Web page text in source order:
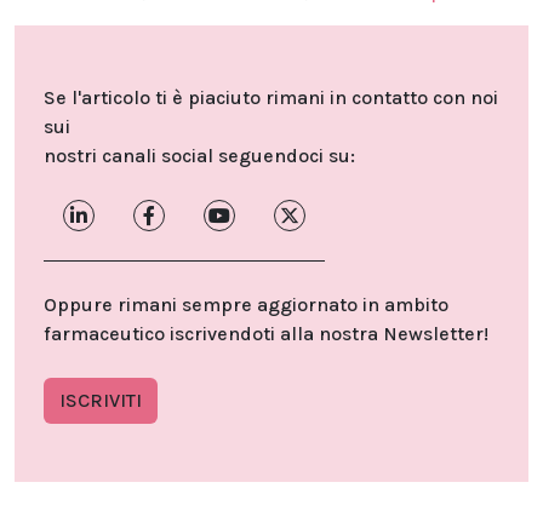
Se l'articolo ti è piaciuto rimani in contatto con noi
sui
nostri canali social seguendoci su:
Oppure rimani sempre aggiornato in ambito
farmaceutico iscrivendoti alla nostra Newsletter!
ISCRIVITI